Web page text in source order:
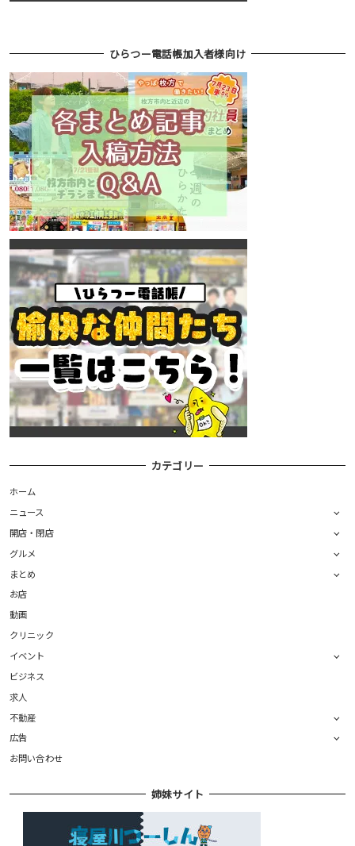
ひらつー電話帳加入者様向け
カテゴリー
ホーム
ニュース
開店・閉店
グルメ
まとめ
お店
動画
クリニック
イベント
ビジネス
求人
不動産
広告
お問い合わせ
姉妹サイト